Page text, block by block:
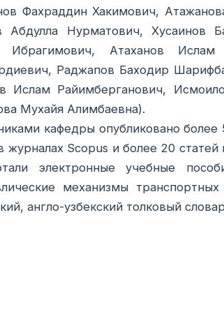
Фахраддин Хакимович,
Абдулла Нурматович, Хусаинов
Ибрагимович, Атаханов
Раджапов Баходир
Ислам Райимберганович,
Мухайя Алимбаевна).
кафедры опубликовано
журналах Scopus и более 20
электронные учебные
механизмы
англо-узбекский толковый